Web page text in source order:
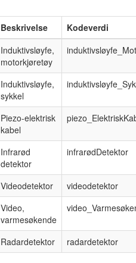
Beskrivelse
Kodeverdi
Induktivsløyfe,
motorkjøretøy
Induktivsløyfe,
sykkel
Piezo-elektrisk
kabel
Infrarød
detektor
infrarødDetektor
Videodetektor
videodetektor
Video,
varmesøkende
Radardetektor radardetektor